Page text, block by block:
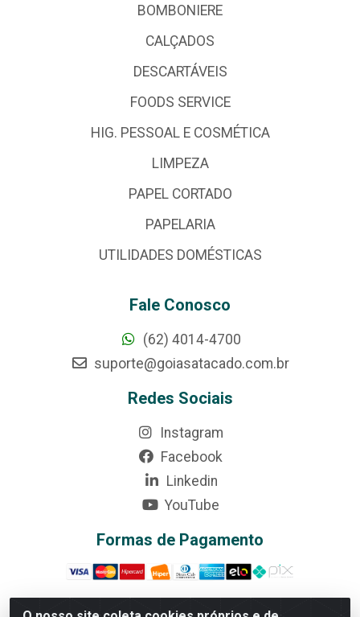
BOMBONIERE
CALÇADOS
DESCARTÁVEIS
FOODS SERVICE
HIG. PESSOAL E COSMÉTICA
LIMPEZA
PAPEL CORTADO
PAPELARIA
UTILIDADES DOMÉSTICAS
Fale Conosco
(62) 4014-4700
suporte@goiasatacado.com.br
Redes Sociais
Instagram
Facebook
Linkedin
YouTube
Formas de Pagamento